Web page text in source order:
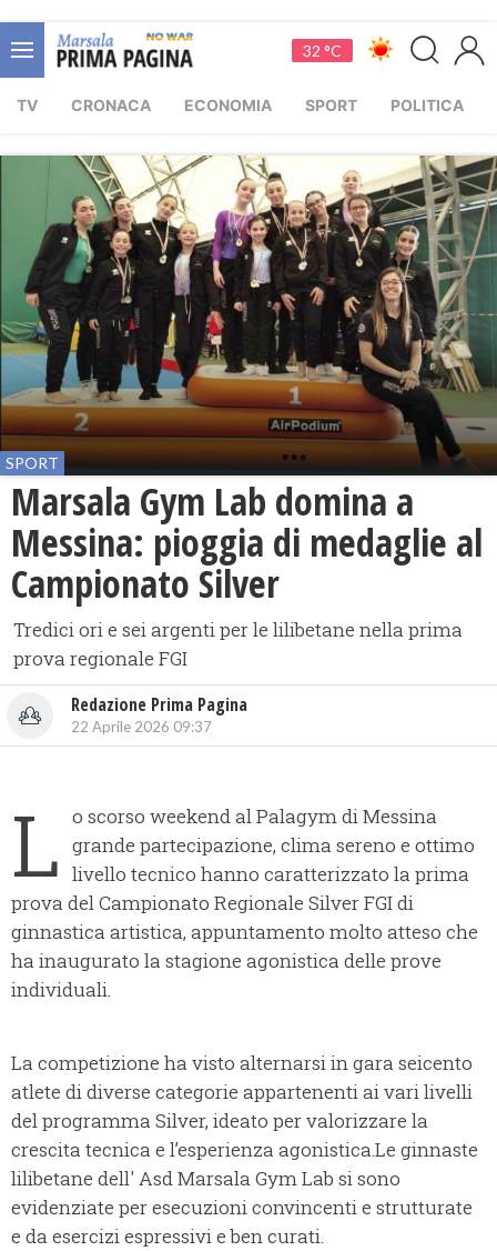
32 °C
TV CRONACA ECONOMIA SPORT POLITICA
SPORT
Marsala Gym Lab domina a
Messina: pioggia di medaglie al
Campionato Silver
Tredici ori e sei argenti per le lilibetane nella prima
prova regionale FGI
Redazione Prima Pagina
22 Aprile 2026 09:37
L o scorso weekend al Palagym di Messina
grande partecipazione, clima sereno e ottimo
livello tecnico hanno caratterizzato la prima
prova del Campionato Regionale Silver FGI di
ginnastica artistica, appuntamento molto atteso che
ha inaugurato la stagione agonistica delle prove
individuali.
La competizione ha visto alternarsi in gara seicento
atlete di diverse categorie appartenenti ai vari livelli
del programma Silver, ideato per valorizzare la
crescita tecnica e l’esperienza agonistica.Le ginnaste
lilibetane dell' Asd Marsala Gym Lab si sono
evidenziate per esecuzioni convincenti e strutturate
e da esercizi espressivi e ben curati.